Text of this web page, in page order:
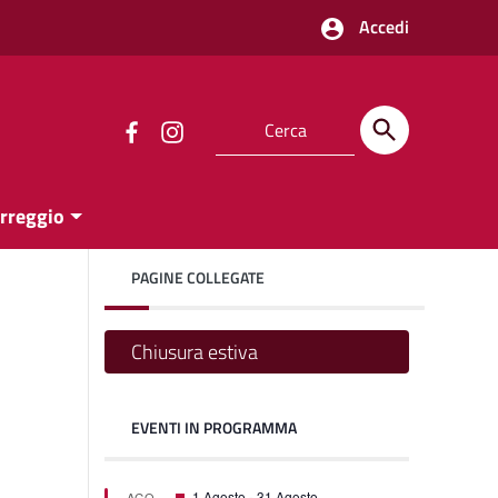
Accedi
PAGINE COLLEGATE
Chiusura estiva
EVENTI IN PROGRAMMA